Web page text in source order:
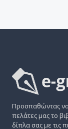
Προσπαθώντας να
πελάτες μας το
δίπλα σας με τις